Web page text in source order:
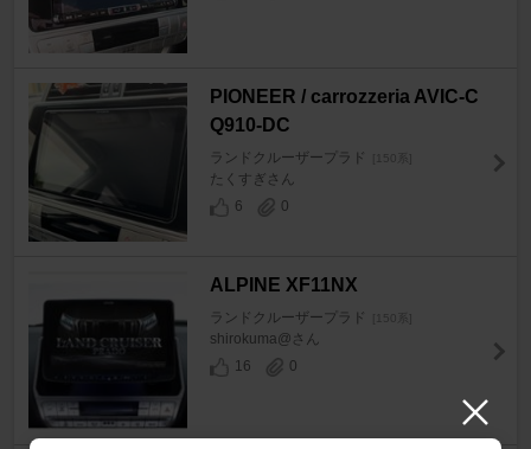
PIONEER / carrozzeria AVIC-C
Q910-DC
ランドクルーザープラド
たくすぎさん
6
0
ALPINE XF11NX
ランドクルーザープラド
shirokuma@さん
16
0